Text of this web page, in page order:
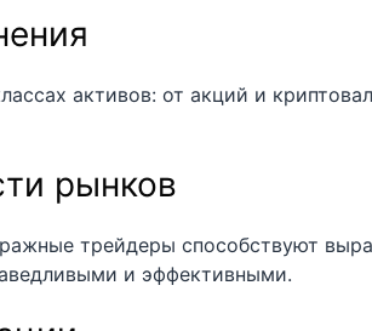
активов: от акций и
рынков
трейдеры способствуют
и эффективными.